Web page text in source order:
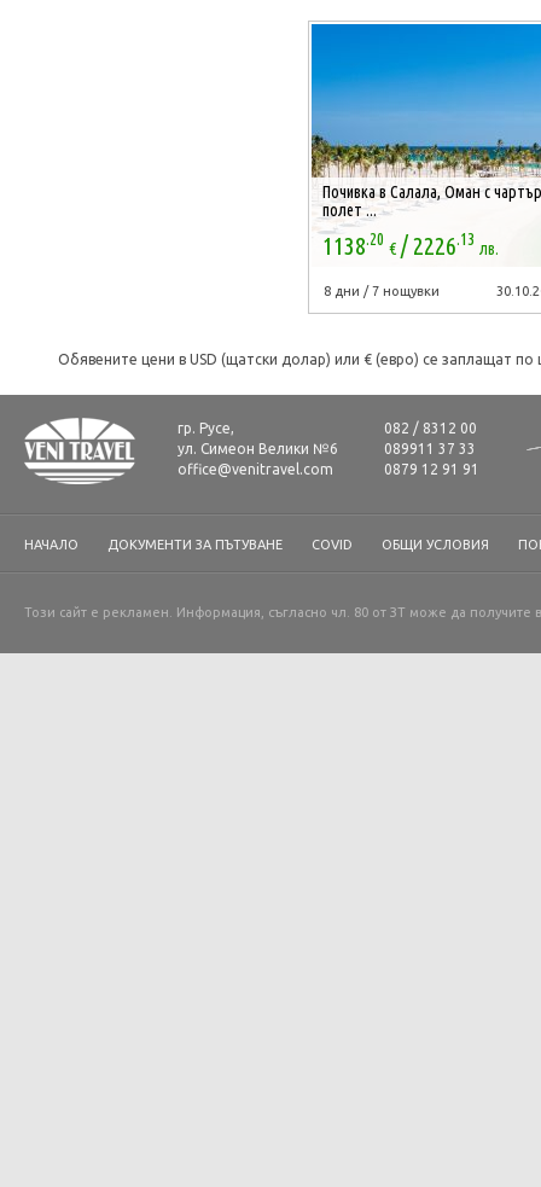
Почивка в Салала, Оман с
полет ...
1138.20 € /2226.13 лв.
8 дни / 7 нощувки
Обявените цени в USD (щатски долар) или € (евро) се заплащат
гр. Русе,
ул. Симеон Велики №6
office@venitravel.com
082 / 8312 00
089911 37 33
0879 12 91 91
НАЧАЛО ДОКУМЕНТИ ЗА ПЪТУВАНЕ COVID ОБЩИ УСЛОВИЯ
Този сайт е рекламен. Информация, съгласно чл. 80 от ЗТ може да получите